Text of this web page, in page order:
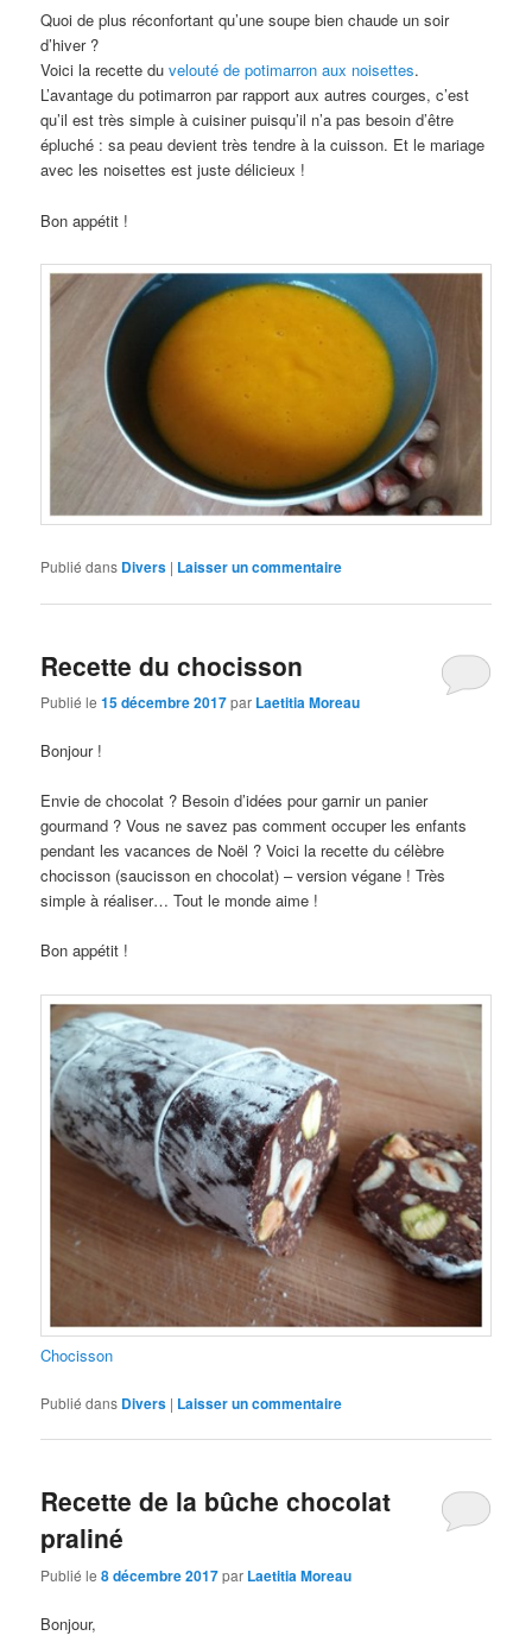
Quoi de plus réconfortant qu’une soupe bien chaude un soir
d’hiver ?
Voici la recette duvelouté de potimarron aux noisettes.
L’avantage du potimarron par rapport aux autres courges, c’est
qu’il est très simple à cuisiner puisqu’il n’a pas besoin d’être
épluché : sa peau devient très tendre à la cuisson. Et le mariage
avec les noisettes est juste délicieux !
Bon appétit !
Publié dans Divers | Laisser un commentaire
Recette du chocisson
Publié le15 décembre 2017par Laetitia Moreau
Bonjour !
Envie de chocolat ? Besoin d’idées pour garnir un panier
gourmand ? Vous ne savez pas comment occuper les enfants
pendant les vacances de Noël ? Voici la recette du célèbre
chocisson (saucisson en chocolat) – version végane ! Très
simple à réaliser… Tout le monde aime !
Bon appétit !
Chocisson
Publié dans Divers | Laisser un commentaire
Recette de la bûche chocolat
praliné
Publié le8 décembre 2017par Laetitia Moreau
Bonjour,